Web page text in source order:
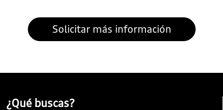
¿Qué buscas?